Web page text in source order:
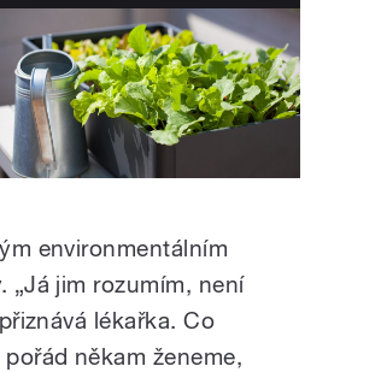
environmentálním
„Já jim rozumím, není
lékařka. Co
někam ženeme,